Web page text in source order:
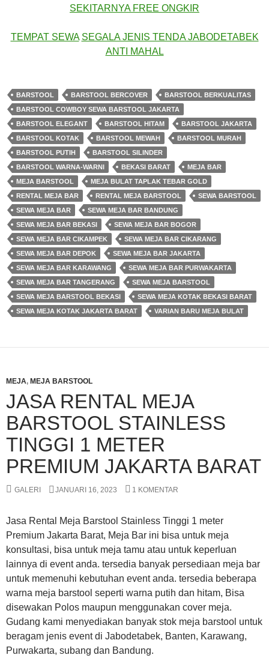
SEKITARNYA FREE ONGKIR
TEMPAT SEWA SEGALA JENIS TENDA JABODETABEK
ANTI MAHAL
BARSTOOL BARSTOOL BERCOVER
BARSTOOL BERKUALITAS
BARSTOOL COWBOY SEWA BARSTOOL JAKARTA
BARSTOOL ELEGANT
BARSTOOL HITAM
BARSTOOL JAKARTA
BARSTOOL KOTAK
BARSTOOL MEWAH
BARSTOOL MURAH
BARSTOOL PUTIH
BARSTOOL SILINDER
BARSTOOL WARNA-WARNI
BEKASI BARAT
MEJA BAR
MEJA BARSTOOL
MEJA BULAT TAPLAK TEBAR GOLD
RENTAL MEJA BAR
RENTAL MEJA BARSTOOL
SEWA BARSTOOL
SEWA MEJA BAR
SEWA MEJA BAR BANDUNG
SEWA MEJA BAR BEKASI
SEWA MEJA BAR BOGOR
SEWA MEJA BAR CIKAMPEK
SEWA MEJA BAR CIKARANG
SEWA MEJA BAR DEPOK
SEWA MEJA BAR JAKARTA
SEWA MEJA BAR KARAWANG
SEWA MEJA BAR PURWAKARTA
SEWA MEJA BAR TANGERANG
SEWA MEJA BARSTOOL
SEWA MEJA BARSTOOL BEKASI
SEWA MEJA KOTAK BEKASI BARAT
SEWA MEJA KOTAK JAKARTA BARAT
VARIAN BARU MEJA BULAT
MEJA, MEJA BARSTOOL
JASA RENTAL MEJA
BARSTOOL STAINLESS
TINGGI 1 METER
PREMIUM JAKARTA BARAT
GALERI JANUARI 16, 2023 1 KOMENTAR
Jasa Rental Meja Barstool Stainless Tinggi 1 meter
Premium Jakarta Barat, Meja Bar ini bisa untuk meja
konsultasi, bisa untuk meja tamu atau untuk keperluan
lainnya di event anda. tersedia banyak persediaan meja bar
untuk memenuhi kebutuhan event anda. tersedia beberapa
warna meja barstool seperti warna putih dan hitam, Bisa
disewakan Polos maupun menggunakan cover meja.
Gudang kami menyediakan banyak stok meja barstool untuk
beragam jenis event di Jabodetabek, Banten, Karawang,
Purwakarta, subang dan Bandung.